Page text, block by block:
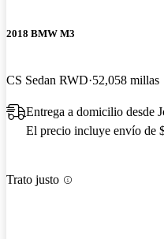
2018 BMW M3
CS Sedan RWD 52,058 millas
Entrega a domicilio desde
El precio incluye envío de
Trato justo